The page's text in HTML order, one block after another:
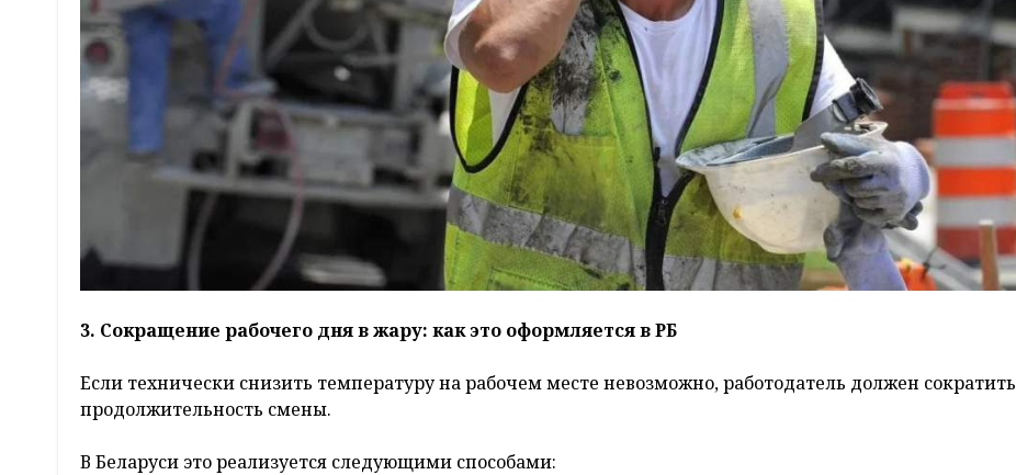
3. Сокращение рабочего дня в жару: как это оформляется в РБ
Если технически снизить температуру на рабочем месте невозможно, работодатель должен сократить
продолжительность смены.
В Беларуси это реализуется следующими способами: